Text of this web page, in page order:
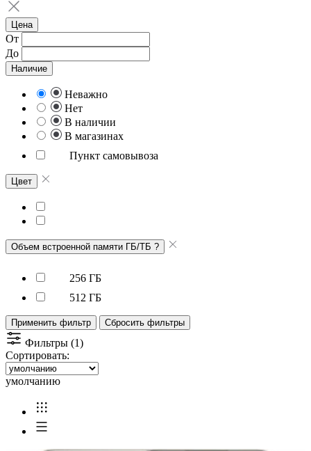
Цена
От
До
Наличие
Неважно
Нет
В наличии
В магазинах
Пункт самовывоза
Цвет
Объем встроенной памяти ГБ/ТБ ?
256 ГБ
512 ГБ
Применить фильтр Сбросить фильтры
Фильтры (1)
Сортировать:
умолчанию